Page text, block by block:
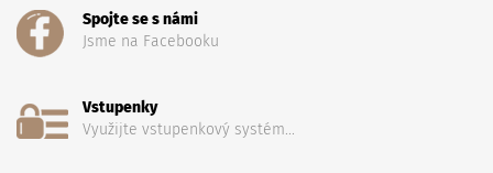
Spojte se s námi
Jsme na Facebooku
Vstupenky
Využijte vstupenkový systém...